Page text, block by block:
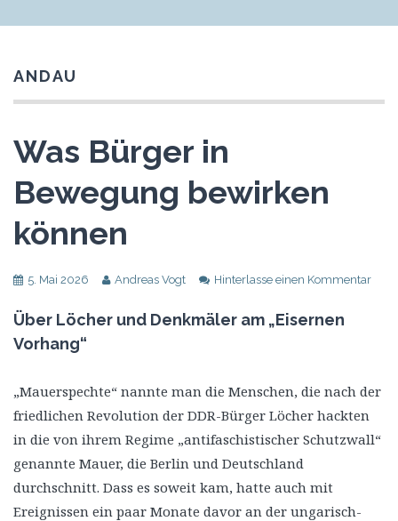
ANDAU
Was Bürger in
Bewegung bewirken
können
5. Mai 2026 Andreas Vogt Hinterlasse einen Kommentar
Über Löcher und Denkmäler am „Eisernen
Vorhang“
„Mauerspechte“ nannte man die Menschen, die nach der
friedlichen Revolution der DDR-Bürger Löcher hackten
in die von ihrem Regime „antifaschistischer Schutzwall“
genannte Mauer, die Berlin und Deutschland
durchschnitt. Dass es soweit kam, hatte auch mit
Ereignissen ein paar Monate davor an der ungarisch-